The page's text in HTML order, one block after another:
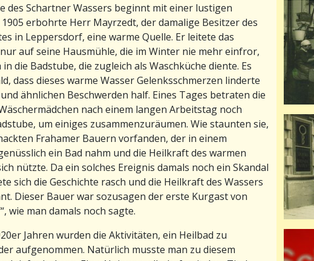
des Schartner Wassers beginnt mit einer lustigen
erbohrte Herr Mayrzedt, der damalige Besitzer des
in Leppersdorf, eine warme Quelle. Er leitete das
auf seine Hausmühle, die im Winter nie mehr einfror,
die Badstube, die zugleich als Waschküche diente. Es
dass dieses warme Wasser Gelenksschmerzen linderte
ähnlichen Beschwerden half. Eines Tages betraten die
nach einem langen Arbeitstag noch
um einiges zusammenzuräumen. Wie staunten sie,
Frahamer Bauern vorfanden, der in einem
ein Bad nahm und die Heilkraft des warmen
nützte. Da ein solches Ereignis damals noch ein Skandal
sich die Geschichte rasch und die Heilkraft des Wassers
Dieser Bauer war sozusagen der erste Kurgast von
wie man damals noch sagte.
Jahren wurden die Aktivitäten, ein Heilbad zu
aufgenommen. Natürlich musste man zu diesem